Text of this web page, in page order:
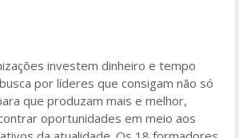
investem dinheiro e tempo
por líderes que consigam não só
que produzam mais e melhor,
oportunidades em meio aos